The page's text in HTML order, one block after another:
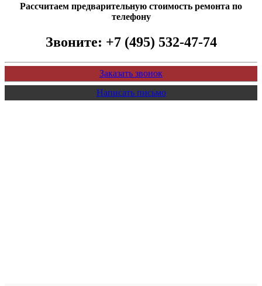
Рассчитаем предварительную стоимость ремонта по
телефону
Звоните: +7 (495) 532-47-74
Заказать звонок
Написать письмо